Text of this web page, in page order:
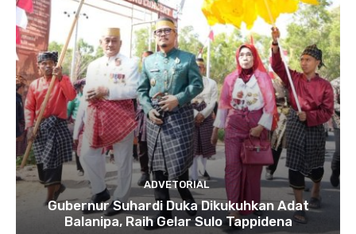
ADVETORIAL
Gubernur Suhardi Duka Dikukuhkan Adat
Balanipa, Raih Gelar Sulo Tappidena